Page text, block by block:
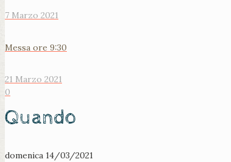
7 Marzo 2021
Messa ore 9:30
21 Marzo 2021
0
Quando
domenica 14/03/2021